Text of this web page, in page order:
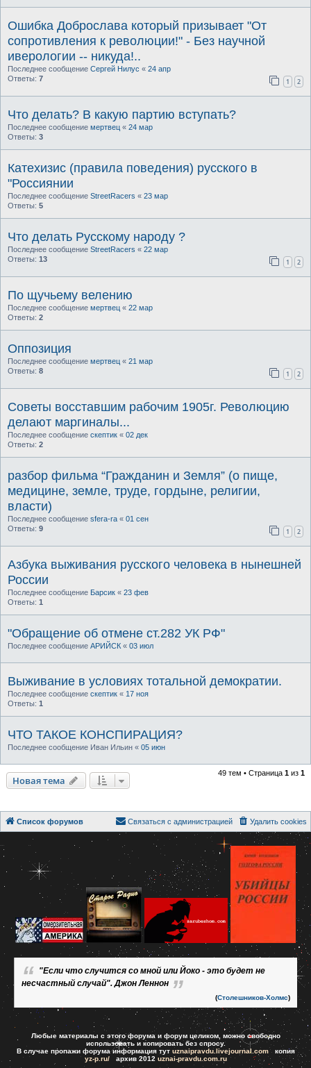
Ошибка Доброслава который призывает "От
сопротивления к революции!" - Без научной
иверологии -- никуда!..
Последнее сообщение Сергей Нилус « 24 апр
Ответы: 7 1 2
Что делать? В какую партию вступать?
Последнее сообщение мертвец « 24 мар
Ответы: 3
Катехизис (правила поведения) русского в
"Россиянии
Последнее сообщение StreetRacers « 23 мар
Ответы: 5
Что делать Русскому народу ?
Последнее сообщение StreetRacers « 22 мар
Ответы: 13 1 2
По щучьему велению
Последнее сообщение мертвец « 22 мар
Ответы: 2
Оппозиция
Последнее сообщение мертвец « 21 мар
Ответы: 8 1 2
Советы восставшим рабочим 1905г. Революцию
делают маргиналы...
Последнее сообщение скептик « 02 дек
Ответы: 2
разбор фильма “Гражданин и Земля” (о пище,
медицине, земле, труде, гордыне, религии,
власти)
Последнее сообщение sfera-ra « 01 сен
Ответы: 9 1 2
Азбука выживания русского человека в нынешней
России
Последнее сообщение Барсик « 23 фев
Ответы: 1
"Обращение об отмене ст.282 УК РФ"
Последнее сообщение АРИЙСК « 03 июл
Выживание в условиях тотальной демократии.
Последнее сообщение скептик « 17 ноя
Ответы: 1
ЧТО ТАКОЕ КОНСПИРАЦИЯ?
Последнее сообщение Иван Ильин « 05 июн
Новая тема
49 тем • Страница 1 из 1
Список форумов Удалить cookies
Связаться с администрацией
"Если что случится со мной или Йоко - это будет не
несчастный случай". Джон Леннон
(Столешников-Холмс)
Любые материалы с этого форума и форум целиком, можно свободно
использовать и копировать без спросу.
В случае пропажи форума информация тут uznaipravdu.livejournal.comкопия
yz-p.ru/архив 2012 uznai-pravdu.com.ru